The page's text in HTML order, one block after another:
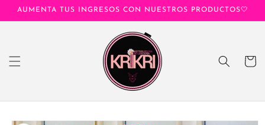
directamente
al contenido
AUMENTA TUS INGRESOS CON NUESTROS PRODUCTOS🤍
Carrito
directamente